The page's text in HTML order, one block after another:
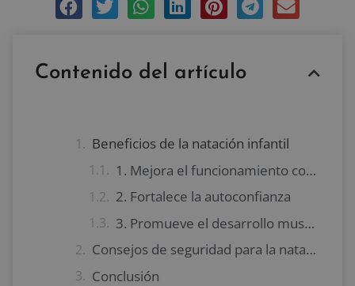
Contenido del artículo
Beneficios de la natación infantil
1. Mejora el funcionamiento cognitivo
2. Fortalece la autoconfianza
3. Promueve el desarrollo muscular
Consejos de seguridad para la natación infantil
Conclusión